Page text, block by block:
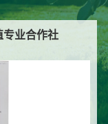
专业合作社